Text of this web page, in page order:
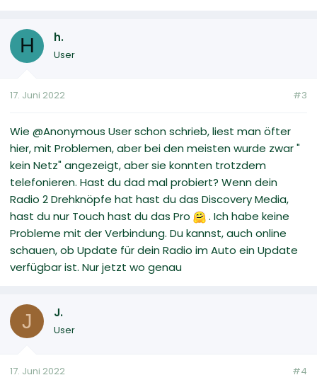
H h.
User
17. Juni 2022 #3
Wie @Anonymous User schon schrieb, liest man öfter
hier, mit Problemen, aber bei den meisten wurde zwar "
kein Netz" angezeigt, aber sie konnten trotzdem
telefonieren. Hast du dad mal probiert? Wenn dein
Radio 2 Drehknöpfe hat hast du das Discovery Media,
hast du nur Touch hast du das Pro
. Ich habe keine
Probleme mit der Verbindung. Du kannst, auch online
schauen, ob Update für dein Radio im Auto ein Update
verfügbar ist. Nur jetzt wo genau
J J.
User
17. Juni 2022 #4